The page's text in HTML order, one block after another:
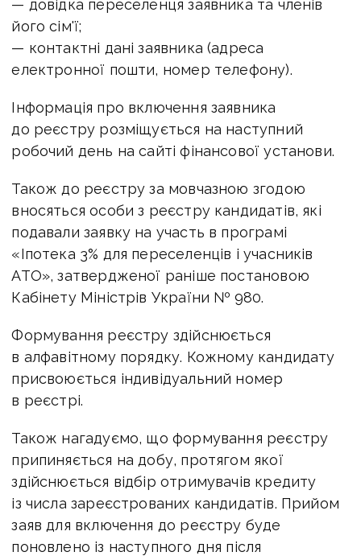
— довідка переселенця заявника та членів
його сім'ї;
— контактні дані заявника (адреса
електронної пошти, номер телефону).
Інформація про включення заявника
до реєстру розміщується на наступний
робочий день на сайті фінансової установи.
Також до реєстру за мовчазною згодою
вносяться особи з реєстру кандидатів, які
подавали заявку на участь в програмі
«Іпотека 3% для переселенців і учасників
АТО», затвердженої раніше постановою
Кабінету Міністрів України № 980.
Формування реєстру здійснюється
в алфавітному порядку. Кожному кандидату
присвоюється індивідуальний номер
в реєстрі.
Також нагадуємо, що формування реєстру
припиняється на добу, протягом якої
здійснюється відбір отримувачів кредиту
із числа зареєстрованих кандидатів. Прийом
заяв для включення до реєстру буде
поновлено із наступного дня після